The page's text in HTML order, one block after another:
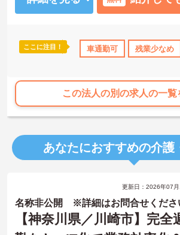
研修制度あり 産休･育休･介護休暇取得実
ここに注目！ 車通勤可 残業少なめ
この法人の別の求人の一覧
あなたにおすすめの介護
更新日：2026年07
名称非公開 ※詳細はお問合せくださ
【神奈川県／川崎市】完全